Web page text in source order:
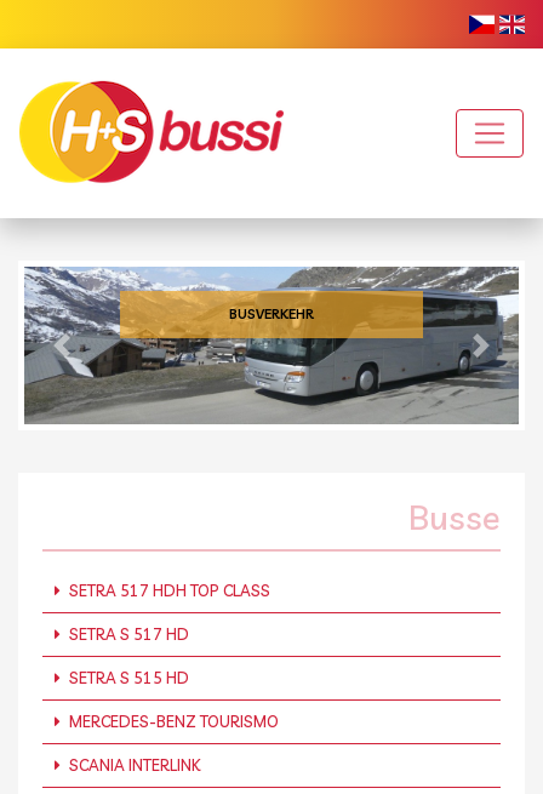
BUSVERKEHR
Vorher
Busse
SETRA 517 HDH TOP CLASS
SETRA S 517 HD
SETRA S 515 HD
MERCEDES-BENZ TOURISMO
SCANIA INTERLINK